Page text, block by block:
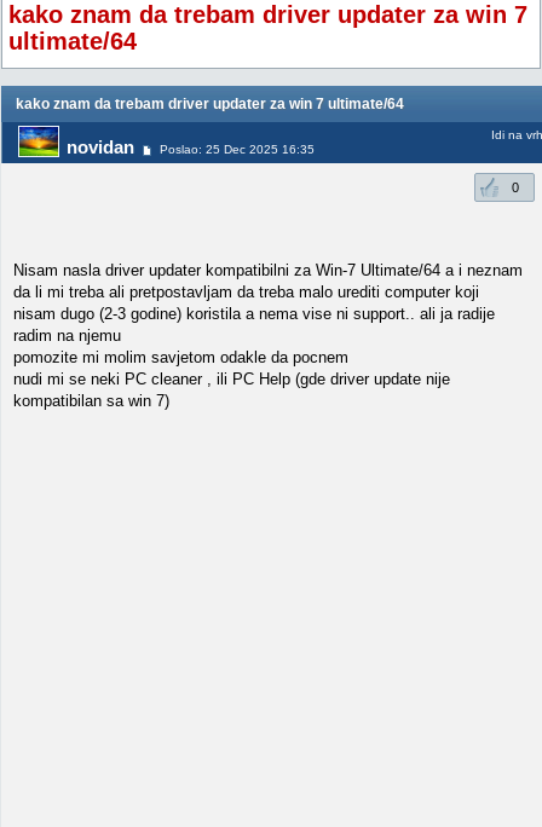
kako znam da trebam driver updater za win 7
ultimate/64
kako znam da trebam driver updater za win 7 ultimate/64
novidan Poslao: 25 Dec 2025 16:35
Idi na vrh
0
Nisam nasla driver updater kompatibilni za Win-7 Ultimate/64 a i neznam
da li mi treba ali pretpostavljam da treba malo urediti computer koji
nisam dugo (2-3 godine) koristila a nema vise ni support.. ali ja radije
radim na njemu
pomozite mi molim savjetom odakle da pocnem
nudi mi se neki PC cleaner , ili PC Help (gde driver update nije
kompatibilan sa win 7)